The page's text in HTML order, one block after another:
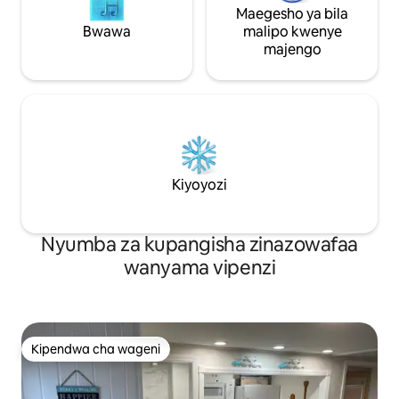
Bwawa
Maegesho ya bila
malipo kwenye
majengo
Kiyoyozi
Nyumba za kupangisha zinazowafaa
wanyama vipenzi
Kipendwa cha wageni
Kipendwa cha wageni